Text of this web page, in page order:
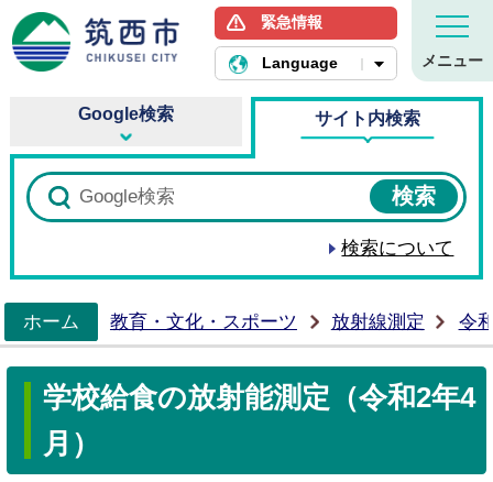
筑西市ホームページ
緊急情報
Language メニュー
Google検索 サイト内検索
検索について
ホーム
教育・文化・スポーツ 放射線測定 令
学校給食の放射能測定（令和2年4
月）